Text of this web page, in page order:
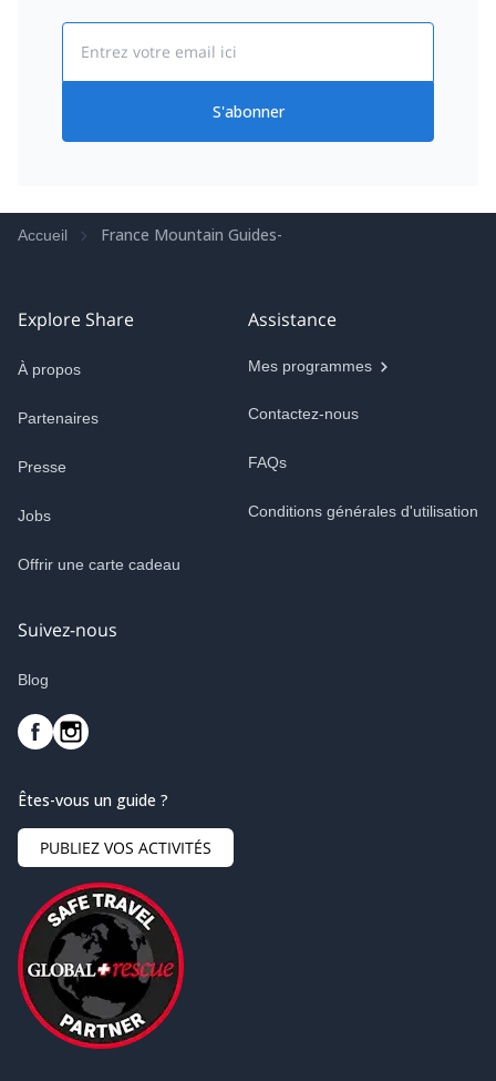
S'abonner
Accueil France Mountain Guides-
Explore Share
À propos
Partenaires
Presse
Jobs
Offrir une carte cadeau
Assistance
Mes programmes
Contactez-nous
FAQs
Conditions générales d'utilisation
Suivez-nous
Blog
Êtes-vous un guide ?
PUBLIEZ VOS ACTIVITÉS